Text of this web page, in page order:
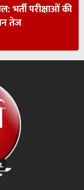
परीक्षाओं की
तेज